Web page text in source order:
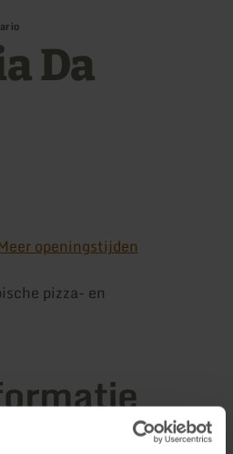
Da
openingstijden
pizza- en